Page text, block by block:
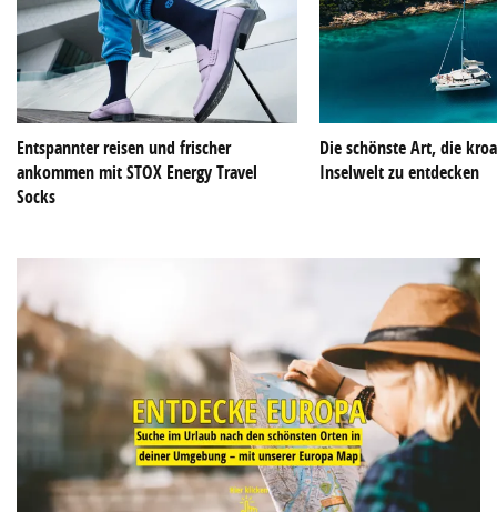
Entspannter reisen und frischer
ankommen mit STOX Energy Travel
Socks
Die schönste Art, die
Inselwelt zu entdecken